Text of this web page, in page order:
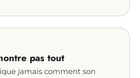
pas tout
jamais comment son